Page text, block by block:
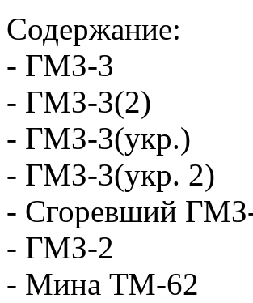
Содержание:
- ГМЗ-3
- ГМЗ-3(2)
- ГМЗ-3(укр.)
- ГМЗ-3(укр. 2)
- Сгоревший
- ГМЗ-2
- Мина ТМ-62